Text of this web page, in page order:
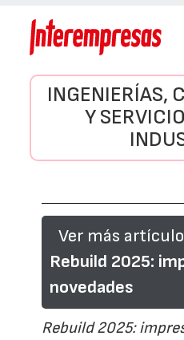
INGENIERÍAS,
Y
Ver más
Rebuild 2025:
novedades
Rebuild 2025: